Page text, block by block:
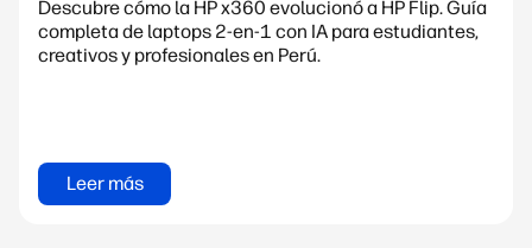
Descubre cómo la HP x360 evolucionó a HP Flip. Guía
completa de laptops 2-en-1 con IA para estudiantes,
creativos y profesionales en Perú.
Leer más